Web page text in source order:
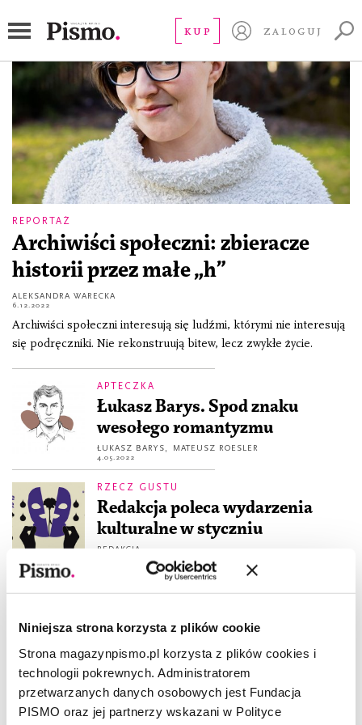
Niniejsza strona korzysta z plików cookie
Strona magazynpismo.pl korzysta z plików cookies i
technologii pokrewnych. Administratorem
przetwarzanych danych osobowych jest Fundacja
PISMO oraz jej partnerzy wskazani w Polityce
KUP ZALOGUJ
REPORTAŻ
Archiwiści społeczni: zbieracze
historii przez małe „h”
ALEKSANDRA WARECKA
6.12.2022
Archiwiści społeczni interesują się ludźmi, którymi nie interesują
się podręczniki. Nie rekonstruują bitew, lecz zwykłe życie.
APTECZKA
Łukasz Barys. Spod znaku
wesołego romantyzmu
ŁUKASZ BARYS, MATEUSZ ROESLER
4.05.2022
RZECZ GUSTU
Redakcja poleca wydarzenia
kulturalne w styczniu
REDAKCJA
ZUZANNA KOWALCZYK